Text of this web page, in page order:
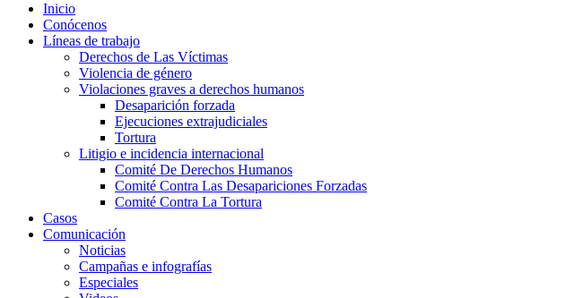
Inicio
Conócenos
Líneas de trabajo
Derechos de Las Víctimas
Violencia de género
Violaciones graves a derechos humanos
Desaparición forzada​
Ejecuciones extrajudiciales
Tortura
Litigio e incidencia internacional
Comité De Derechos Humanos​
Comité Contra Las Desapariciones Forzadas
Comité Contra La Tortura​
Casos
Comunicación
Noticias
Campañas e infografías
Especiales